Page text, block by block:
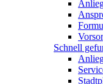
Schnell